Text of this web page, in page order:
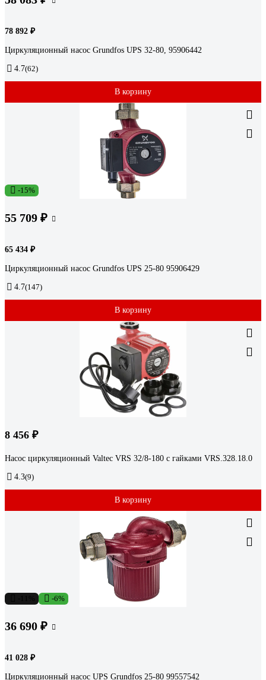
78 892 ₽
Циркуляционный насос Grundfos UPS 32-80, 95906442
4.7(62)
В корзину
-15%
55 709 ₽
65 434 ₽
Циркуляционный насос Grundfos UPS 25-80 95906429
4.7(147)
В корзину
8 456 ₽
Насос циркуляционный Valtec VRS 32/8-180 с гайками VRS.328.18.0
4.3(9)
В корзину
-6%
36 690 ₽
41 028 ₽
Циркуляционный насос UPS Grundfos 25-80 99557542